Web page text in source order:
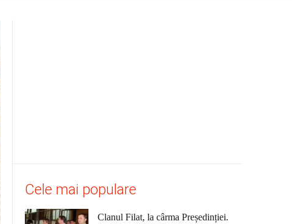
Cele mai populare
Clanul Filat, la cârma Președinției.